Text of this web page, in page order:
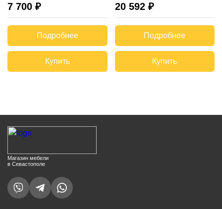
7 700 ₽
Подробнее
Купить
20 592 ₽
Подробнее
Купить
Магазин мебели
в Севастополе